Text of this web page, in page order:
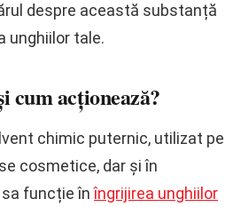
despre această substanță
unghiilor tale.
cum acționează?
chimic puternic, utilizat pe
cosmetice, dar și în
sa funcție înîngrijirea unghiilor